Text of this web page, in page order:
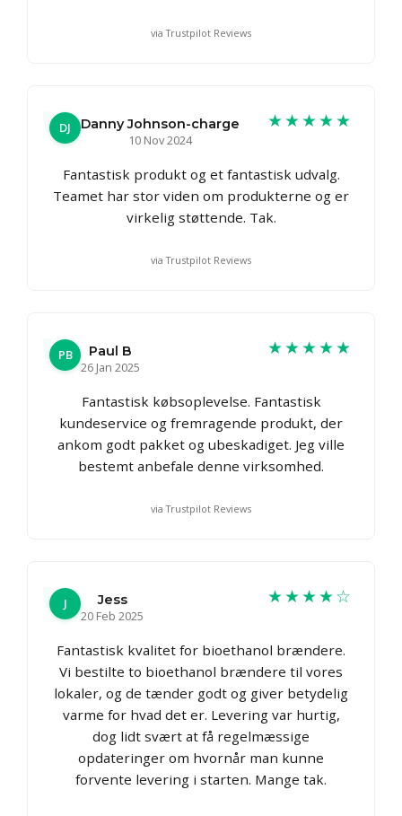
via Trustpilot Reviews
DJ
Danny Johnson-charge
10 Nov 2024
★★★★★
Fantastisk produkt og et fantastisk udvalg.
Teamet har stor viden om produkterne og er
virkelig støttende. Tak.
via Trustpilot Reviews
PB
Paul B
26 Jan 2025
★★★★★
Fantastisk købsoplevelse. Fantastisk
kundeservice og fremragende produkt, der
ankom godt pakket og ubeskadiget. Jeg ville
bestemt anbefale denne virksomhed.
via Trustpilot Reviews
J
Jess
20 Feb 2025
★★★★☆
Fantastisk kvalitet for bioethanol brændere.
Vi bestilte to bioethanol brændere til vores
lokaler, og de tænder godt og giver betydelig
varme for hvad det er. Levering var hurtig,
dog lidt svært at få regelmæssige
opdateringer om hvornår man kunne
forvente levering i starten. Mange tak.